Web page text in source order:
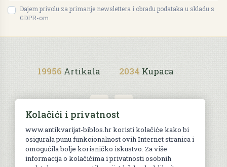
Dajem privolu za primanje newslettera i obradu podataka u skladu s
GDPR-om.
19956 Artikala 2034 Kupaca
Uvjeti kupnje
Kolačići i privatnost
www.antikvarijat-biblos.hr koristi kolačiće kako bi
osigurala punu funkcionalnost ovih Internet stranica i
omogućila bolje korisničko iskustvo. Za više
informacija o kolačićima i privatnosti osobnih